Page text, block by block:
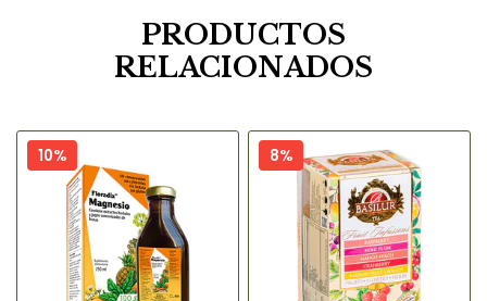
PRODUCTOS
RELACIONADOS
10% 8%